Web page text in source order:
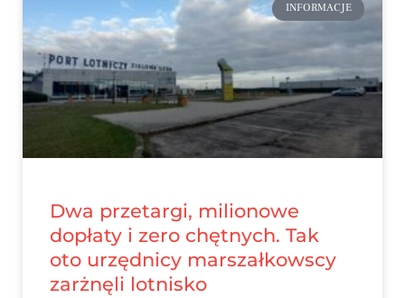
INFORMACJE
Dwa przetargi, milionowe
dopłaty i zero chętnych. Tak
oto urzędnicy marszałkowscy
zarżnęli lotnisko